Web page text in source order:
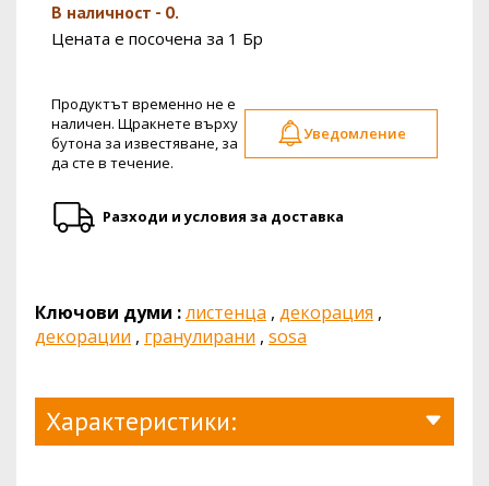
В наличност - 0.
Цената е посочена за 1 Бр
Продуктът временно не е
наличен. Щракнете върху
бутона за известяване, за
да сте в течение.
Уведомление
Разходи и условия за доставка
Ключови думи :листенца , декорация ,
декорации , гранулирани , sosa
Характеристики: